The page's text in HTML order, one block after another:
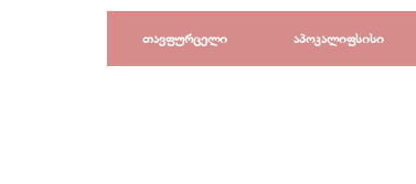
Перейти к контенту
თავფურცელი აპოკალიფსისი